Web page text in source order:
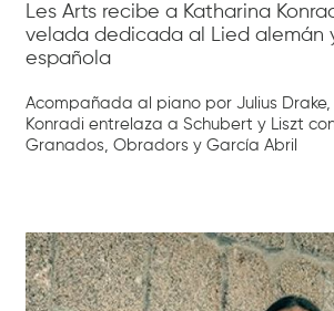
Les Arts recibe a Katharina
velada dedicada al Lied alemán
española
Acompañada al piano por Julius
Konradi entrelaza a Schubert y Liszt
Granados, Obradors y García Abril